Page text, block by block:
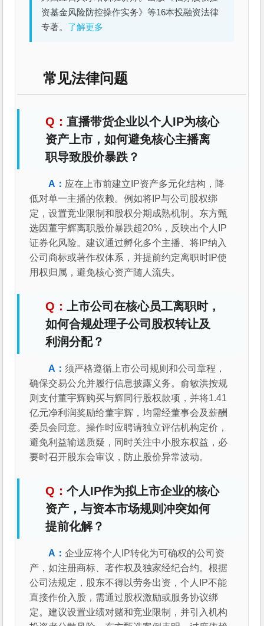
资基金风险防控操作实务》等16本投融资法律
专著。 了解更多
常见法律问题
直播带货企业以个人IP为核心
资产上市，如何避免核心主播离
职导致股价暴跌？
应在上市前建立IP资产多元化结构，降
低对单一主播的依赖。例如将IP与公司股权绑
定，设置竞业限制和股权分期成熟机制。东方甄
选因董宇辉离职股价暴跌超20%，反映出个人IP
证券化风险。建议通过孵化多个主播、将IP纳入
公司商标或著作权体系，并提前约定离职时IP使
用权归属，避免核心资产随人流失。
上市公司在核心员工离职时，
如何合规处理子公司股权转让及
利润分配？
须严格遵循上市公司规则和公司章程，
确保交易公允并履行信息披露义务。俞敏洪按规
则支付董宇辉购买与辉同行股权款项，并将1.41
亿元净利润奖励给董宇辉，均需经董事会及薪酬
委员会同意。操作时应聘请独立评估机构定价，
避免利益输送质疑，同时关注中小股东权益，必
要时召开股东会审议，防止股价异常波动。
个人IP作为拟上市企业的核心
资产，与资本市场规则冲突如何
提前化解？
企业应将个人IP转化为可确权的公司资
产，如注册商标、著作权及独家经纪合约。根据
公司法规定，股东不得以劳务出资，个人IP不能
直接作价入股，需通过股权激励或服务协议绑
定。建议设置业绩对赌和竞业限制，并引入机构